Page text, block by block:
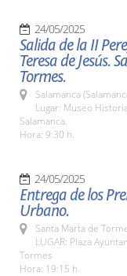
24/05/2025
Salida de la II
Teresa de Jesús.
Tormes.
Salamanca
Lugar: Museo
Salamanca.
Hora: 9:30 h.
24/05/2025
Entrega de los
Urbano.
Santa Marta de
LUGAR: Plaza
Tormes
Hora: 19:15 h.